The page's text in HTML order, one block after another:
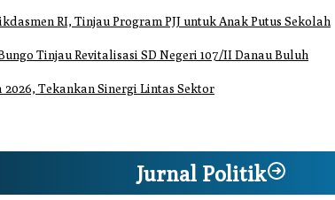
RI, Tinjau Program PJJ untuk Anak Putus Sekolah
Tinjau Revitalisasi SD Negeri 107/II Danau Buluh
Tekankan Sinergi Lintas Sektor
Jurnal Politik